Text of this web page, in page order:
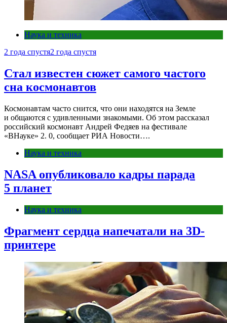
Наука и техника
2 года спустя2 года спустя
Стал известен сюжет самого частого
сна космонавтов
Космонавтам часто снится, что они находятся на Земле
и общаются с удивленными знакомыми. Об этом рассказал
российский космонавт Андрей Федяев на фестивале
«ВНауке» 2. 0, сообщает РИА Новости….
Наука и техника
NASA опубликовало кадры парада
5 планет
Наука и техника
Фрагмент сердца напечатали на 3D-
принтере